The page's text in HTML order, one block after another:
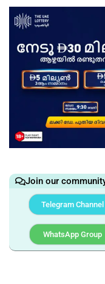
Join our
Telegram Channel
WhatsApp Group